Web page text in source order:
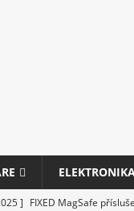
] FIXED MagSafe